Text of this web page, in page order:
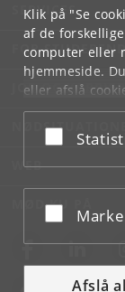
Klik på "Se
af de
computer eller
hjemmeside.
eller afslå
underCookie-
bunden af hver
Afslå
SERVICES
FOR
JOB OG
WEB
MØD KU PÅ